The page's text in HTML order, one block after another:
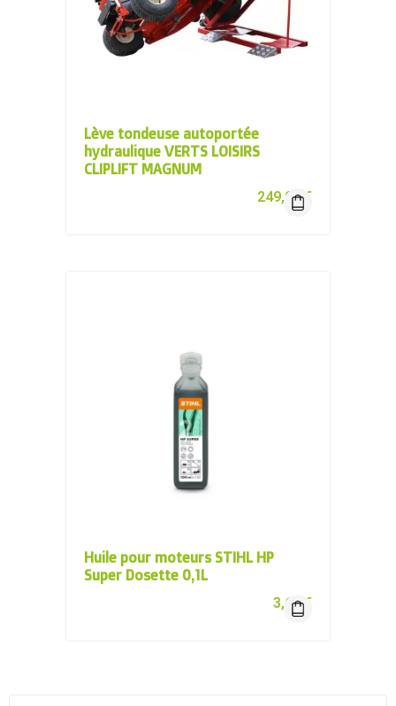
Lève tondeuse autoportée
hydraulique VERTS LOISIRS
CLIPLIFT MAGNUM
249,00€
Huile pour moteurs STIHL HP
Super Dosette 0,1L
3,60€